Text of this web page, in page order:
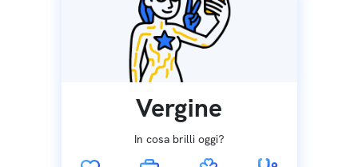
Vergine
In cosa brilli oggi?